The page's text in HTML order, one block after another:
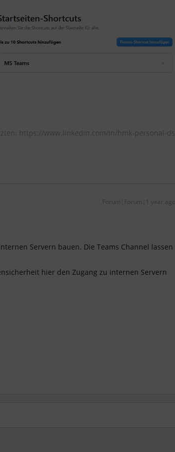
https://www.linkedin.com/in/hmk-personal-ds
Forum|Forum|1 year ago
Servern bauen. Die Teams Channel lassen
hier den Zugang zu internen Servern